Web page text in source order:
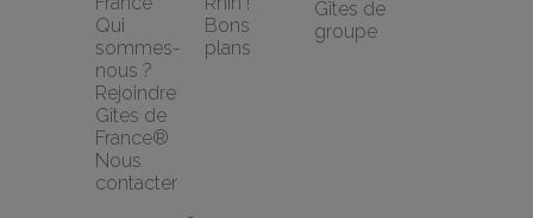
Qui
sommes-
nous ?
Rejoindre
Gîtes de
France®
Nous
contacter
Bons
plans
Gîtes de
groupe